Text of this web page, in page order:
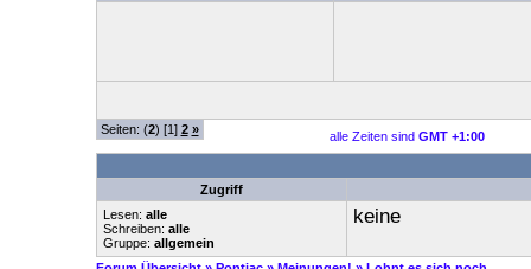
Seiten: (2) [1] 2 » alle Zeiten sind GMT +1:00
Zugriff
Lesen: alle
Schreiben: alle
Gruppe: allgemein
keine